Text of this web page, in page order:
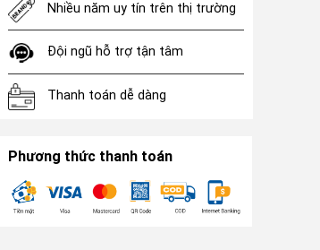
Nhiều năm uy tín trên thị trường
Đội ngũ hỗ trợ tận tâm
Thanh toán dễ dàng
Phương thức thanh toán